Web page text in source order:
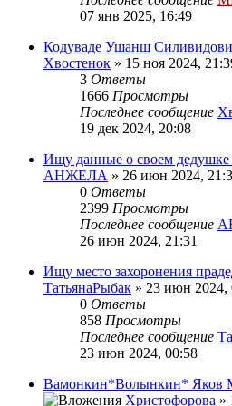
07 янв 2025, 16:49
Кодуваде Ушанш
Хвостенок » 15 ноя 2024,
3 Ответы
1666 Просмотры
Последнее сообщение
19 дек 2024, 20:08
Ищу данные о своем
АНЖЕЛА » 26 июн 2024,
0 Ответы
2399 Просмотры
Последнее сообщение
26 июн 2024, 21:31
Ищу место захоронения
ТатьянаРыбак » 23 июн 2024,
0 Ответы
858 Просмотры
Последнее сообщение
23 июн 2024, 00:58
Вамонкин*Волынкин* Яков
Христофорова »